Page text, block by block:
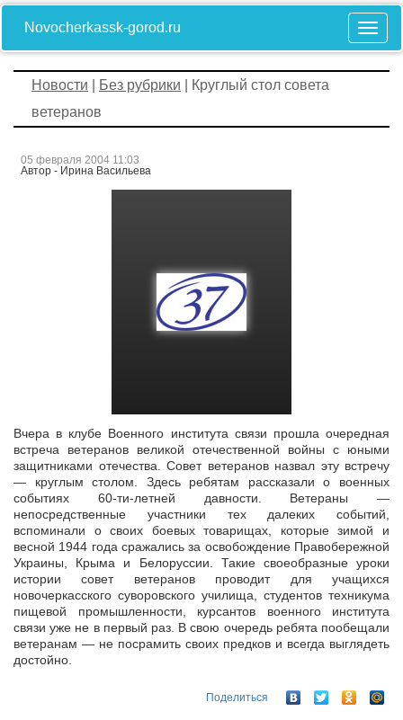
Novocherkassk-gorod.ru
Новости Без рубрики | Круглый стол совета
ветеранов
05 февраля 2004 11:03
Автор - Ирина Васильева
Вчера в клубе Военного института связи прошла очередная
встреча ветеранов великой отечественной войны с юными
защитниками отечества. Совет ветеранов назвал эту встречу
— круглым столом. Здесь ребятам рассказали о военных
событиях 60-ти-летней давности. Ветераны —
непосредственные участники тех далеких событий,
вспоминали о своих боевых товарищах, которые зимой и
весной 1944 года сражались за освобождение Правобережной
Украины, Крыма и Белоруссии. Такие своеобразные уроки
истории совет ветеранов проводит для учащихся
новочеркасского суворовского училища, студентов техникума
пищевой промышленности, курсантов военного института
связи уже не в первый раз. В свою очередь ребята пообещали
ветеранам — не посрамить своих предков и всегда выглядеть
достойно.
Поделиться